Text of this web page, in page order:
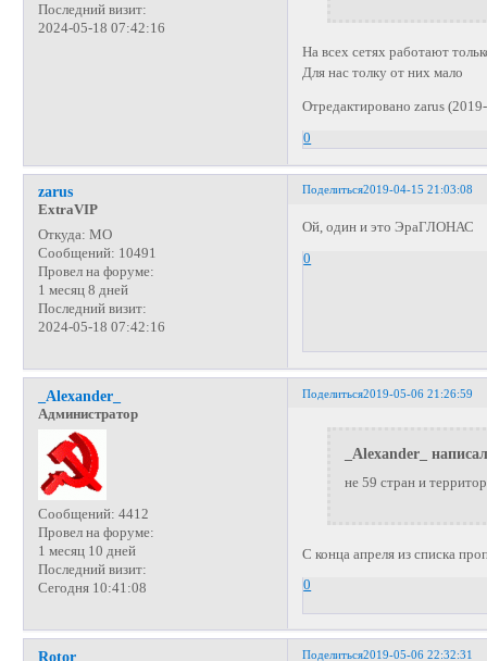
Последний визит:
2024-05-18 07:42:16
На всех сетях работают
Для нас толку от них мало
Отредактировано zarus
0
Поделиться2019-04-15 21:03:08
zarus
ExtraVIP
Откуда: МО
Сообщений: 10491
Провел на форуме:
1 месяц 8 дней
Последний визит:
2024-05-18 07:42:16
Ой, один и это ЭраГЛОНАС
0
Поделиться2019-05-06 21:26:59
_Alexander_
Администратор
Сообщений: 4412
Провел на форуме:
1 месяц 10 дней
Последний визит:
Сегодня 10:41:08
_Alexander_
не 59 стран и
С конца апреля из списка
0
Поделиться2019-05-06 22:32:31
Rotor